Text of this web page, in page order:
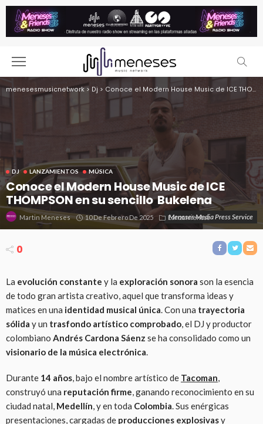
menesesmusicnetwork > Dj > Conoce el Modern House Music de ICE THOMPSON en su sencillo Bukelena
DJ LANZAMIENTOS MÚSICA
Conoce el Modern House Music de ICE
THOMPSON en su sencillo Bukelena
Martin Meneses 10 De Febrero De 2025 Lanzamientos
Meneses Media Press Service
0
La evolución constante y la exploración sonora son la esencia
de todo gran artista creativo, aquel que transforma ideas y
matices en una identidad musical única. Con una trayectoria
sólida y un trasfondo artístico comprobado, el DJ y productor
colombiano Andrés Cardona Sáenz se ha consolidado como un
visionario de la música electrónica.
Durante 14 años, bajo el nombre artístico de Tacoman,
construyó una reputación firme, ganando reconocimiento en su
ciudad natal, Medellín, y en toda Colombia. Sus enérgicas
presentaciones, cargadas de producciones explosivasy